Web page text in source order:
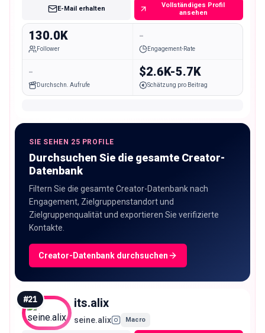
E-Mail erhalten
Vollständiges Profil
ansehen
130.0K
Follower
-
Engagement-Rate
-
Durchschn. Aufrufe
$2.6K-5.7K
Schätzung pro Beitrag
SIE SEHEN 25 PROFILE
Durchsuchen Sie die gesamte Creator-
Datenbank
Filtern Sie die gesamte Creator-Datenbank nach
Engagement, Zielgruppenstandort und
Zielgruppenqualität und exportieren Sie verifizierte
Kontakte.
Creator-Datenbank durchsuchen
#21 its.alix
seine.alix Macro